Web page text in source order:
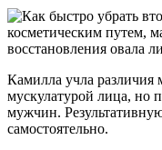
Камилла учла
мускулатурой лица, но
мужчин.
самостоятельно.